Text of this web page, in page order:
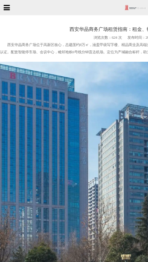
西安华晶商务广场租赁指南：租金
浏览次数： 624 次
发布时间：
西安华晶商务广场位于高新区核心，总建面约8万㎡，涵盖甲级写字楼、精品商业及高端
认证。配套智能停车场、会议中心，毗邻地铁6号线分钟直达机场。定位为产城融合标杆，助